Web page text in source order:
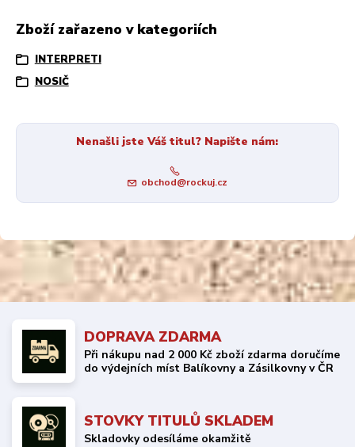
Zboží zařazeno v kategoriích
INTERPRETI
NOSIČ
Nenašli jste Váš titul? Napište nám:
obchod@rockuj.cz
DOPRAVA ZDARMA
Při nákupu nad 2 000 Kč zboží zdarma doručíme
do výdejních míst Balíkovny a Zásilkovny v ČR
STOVKY TITULŮ SKLADEM
Skladovky odesíláme okamžitě